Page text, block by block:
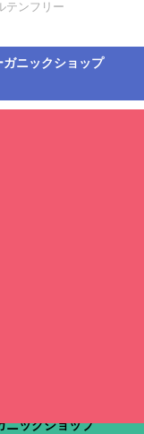
テンフリー
ニックショップ
ニックショップ